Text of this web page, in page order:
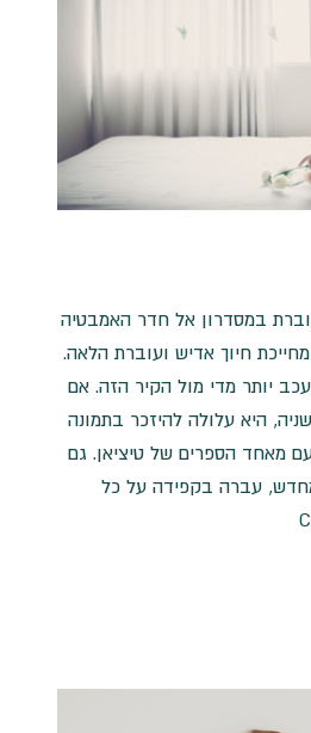
במסדרון אל חדר האמבטיה
חיוך אדיש ועוברת הלאה.
יותר מדי מול הקיר הזה. אם
היא עלולה להיזכר בתמונה
מאחד הספרים של טיציאן. גם
עברה בקפידה על כל